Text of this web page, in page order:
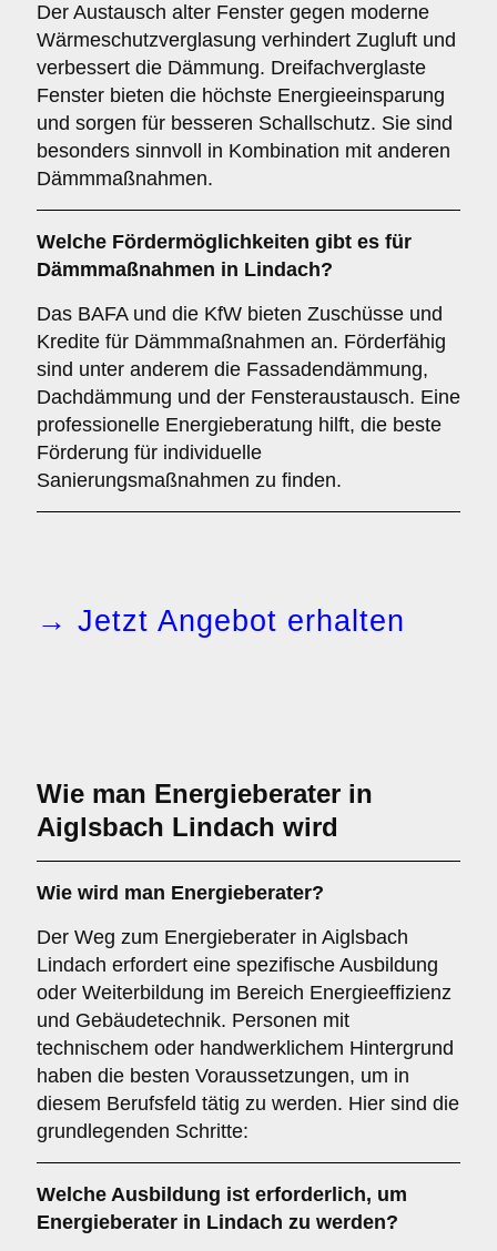
Der Austausch alter Fenster gegen moderne
Wärmeschutzverglasung verhindert Zugluft und
verbessert die Dämmung. Dreifachverglaste
Fenster bieten die höchste Energieeinsparung
und sorgen für besseren Schallschutz. Sie sind
besonders sinnvoll in Kombination mit anderen
Dämmmaßnahmen.
Welche Fördermöglichkeiten gibt es für
Dämmmaßnahmen in Lindach?
Das BAFA und die KfW bieten Zuschüsse und
Kredite für Dämmmaßnahmen an. Förderfähig
sind unter anderem die Fassadendämmung,
Dachdämmung und der Fensteraustausch. Eine
professionelle Energieberatung hilft, die beste
Förderung für individuelle
Sanierungsmaßnahmen zu finden.
→ Jetzt Angebot erhalten
Wie man Energieberater in
Aiglsbach Lindach wird
Wie wird man Energieberater?
Der Weg zum Energieberater in Aiglsbach
Lindach erfordert eine spezifische Ausbildung
oder Weiterbildung im Bereich Energieeffizienz
und Gebäudetechnik. Personen mit
technischem oder handwerklichem Hintergrund
haben die besten Voraussetzungen, um in
diesem Berufsfeld tätig zu werden. Hier sind die
grundlegenden Schritte:
Welche Ausbildung ist erforderlich, um
Energieberater in Lindach zu werden?